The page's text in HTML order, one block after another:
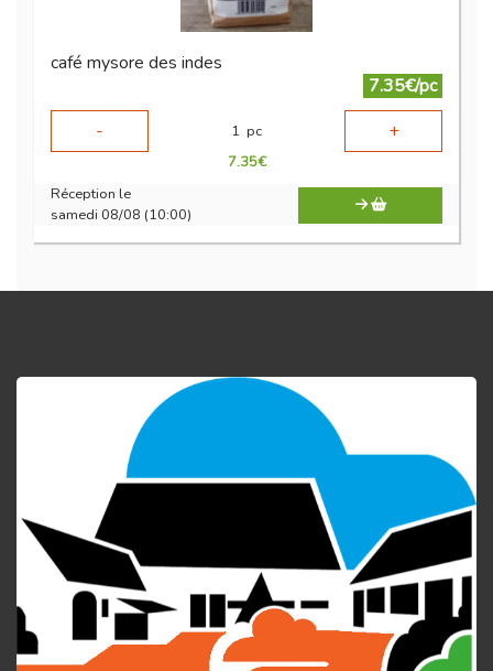
café mysore des indes
7.35€/pc
-
1 pc +
7.35€
Réception le
samedi 08/08 (10:00)